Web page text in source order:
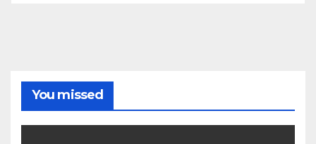
You missed